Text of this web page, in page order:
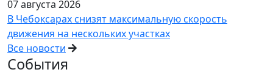
07 августа 2026
В Чебоксарах снизят максимальную скорость
движения на нескольких участках
Все новости
События